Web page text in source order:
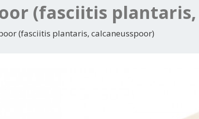
(fasciitis
(fasciitis plantaris, calcaneusspoor)